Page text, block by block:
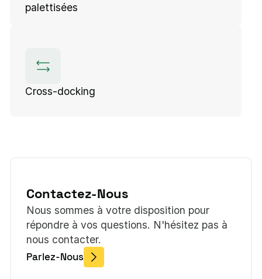
palettisées
Cross-docking
Contactez-Nous
Nous sommes à votre disposition pour
répondre à vos questions. N'hésitez pas à
nous contacter.
Parlez-Nous